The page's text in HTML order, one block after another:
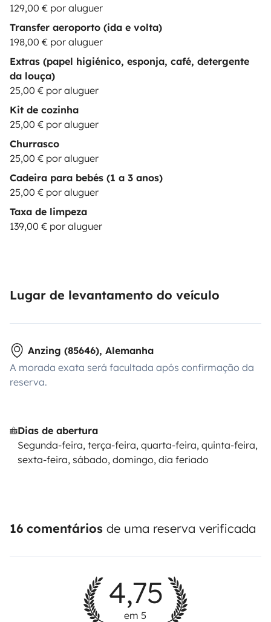
129,00 € por aluguer
Transfer aeroporto (ida e volta)
198,00 € por aluguer
Extras (papel higiénico, esponja, café, detergente
da louça)
25,00 € por aluguer
Kit de cozinha
25,00 € por aluguer
Churrasco
25,00 € por aluguer
Cadeira para bebés (1 a 3 anos)
25,00 € por aluguer
Taxa de limpeza
139,00 € por aluguer
Lugar de levantamento do veículo
Anzing (85646), Alemanha
A morada exata será facultada após confirmação da
reserva.
Dias de abertura
Segunda-feira, terça-feira, quarta-feira, quinta-feira,
sexta-feira, sábado, domingo, dia feriado
16 comentários de uma reserva verificada
4,75
em 5